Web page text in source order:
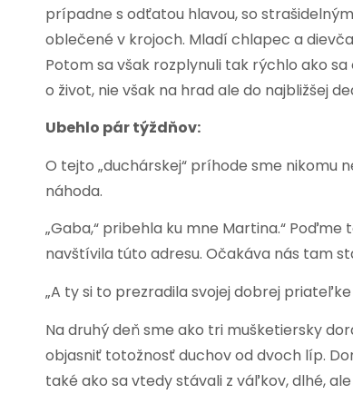
prípadne s odťatou hlavou, so
oblečené v krojoch. Mladí chlapec a
Potom sa však rozplynuli tak rýchlo ako
o život, nie však na hrad ale do najbližšej
Ubehlo pár týždňov:
O tejto „duchárskej“ príhode sme nikomu
náhoda.
„Gaba,“ pribehla ku mne Martina.“
navštívila túto adresu. Očakáva nás tam
„A ty si to prezradila svojej dobrej
Na druhý deň sme ako tri mušketiersky
objasniť totožnosť duchov od dvoch líp.
také ako sa vtedy stávali z váľkov, dlhé,